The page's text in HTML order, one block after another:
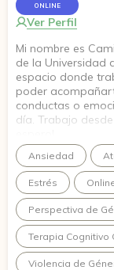
ONLINE
Ver Perfil
Mi nombre es
de la Universidad
espacio donde
poder
conductas o
día. Trabajo
Ansiedad
Estrés
Perspectiva de
Terapia Cognitivo
Violencia de